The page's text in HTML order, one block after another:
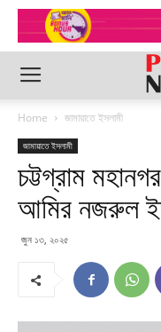
Home জামায়াতে ইসলামী
জামায়াতে ইসলামী
চট্টগ্রাম
আমির নজরুল
জুন ১৩, ২০২৫